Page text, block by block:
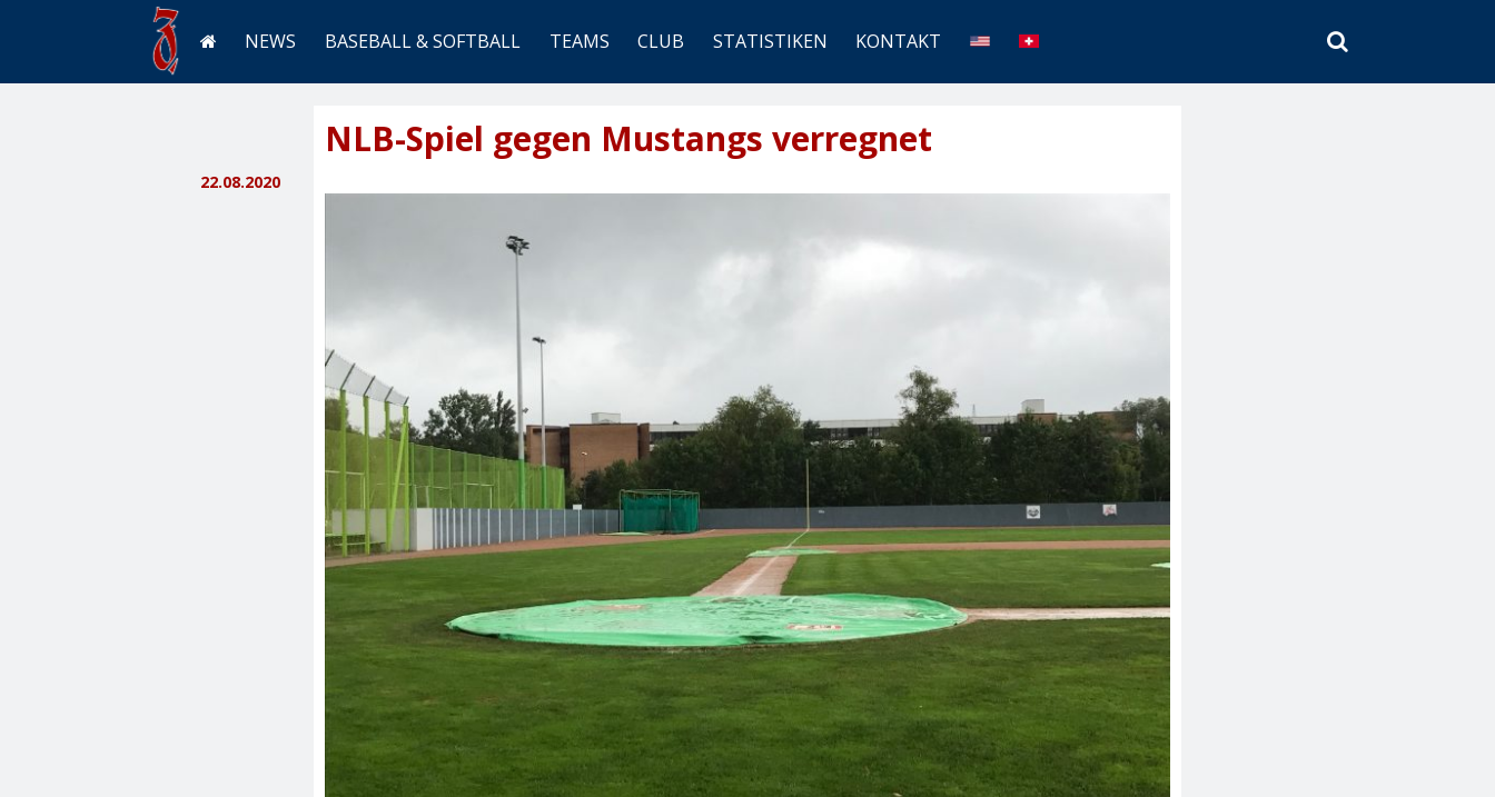
NEWS BASEBALL & SOFTBALL TEAMS CLUB STATISTIKEN KONTAKT
SEARCH
NLB-Spiel gegen Mustangs verregnet
22.08.2020